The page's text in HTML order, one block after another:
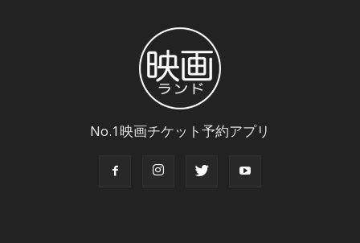
No.1映画チケット予約アプリ